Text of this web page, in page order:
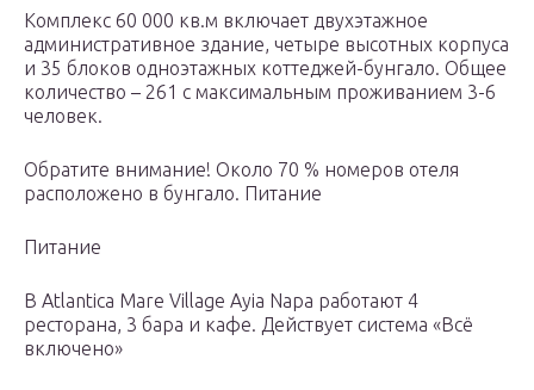
Комплекс 60 000 кв.м включает двухэтажное
административное здание, четыре высотных корпуса
и 35 блоков одноэтажных коттеджей-бунгало. Общее
количество – 261 с максимальным проживанием 3-6
человек.
Обратите внимание! Около 70 % номеров отеля
расположено в бунгало. Питание
Питание
В Atlantica Mare Village Ayia Napa работают 4
ресторана, 3 бара и кафе. Действует система «Всё
включено»